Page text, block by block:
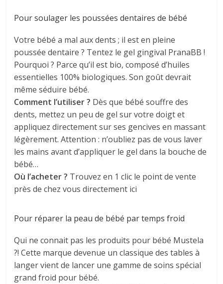
Pour soulager les poussées dentaires de bébé
Votre bébé a mal aux dents ; il est en pleine
poussée dentaire ? Tentez le gel gingival PranaBB !
Pourquoi ? Parce qu’il est bio, composé d’huiles
essentielles 100% biologiques. Son goût devrait
même séduire bébé.
Comment l’utiliser ? Dès que bébé souffre des
dents, mettez un peu de gel sur votre doigt et
appliquez directement sur ses gencives en massant
légèrement. Attention : n’oubliez pas de vous laver
les mains avant d’appliquer le gel dans la bouche de
bébé…
Où l’acheter ? Trouvez en 1 clic le point de vente
près de chez vous directement ici
Pour réparer la peau de bébé par temps froid
Qui ne connait pas les produits pour bébé Mustela
?! Cette marque devenue un classique des tables à
langer vient de lancer une gamme de soins spécial
grand froid pour bébé.